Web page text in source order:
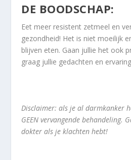
DE BOODSCHAP:
Eet meer resistent zetmeel en
gezondheid! Het is niet moeilijk
blijven eten. Gaan jullie het ook
graag jullie gedachten en
Disclaimer: als je al darmkanker
GEEN vervangende behandeling.
dokter als je klachten hebt!